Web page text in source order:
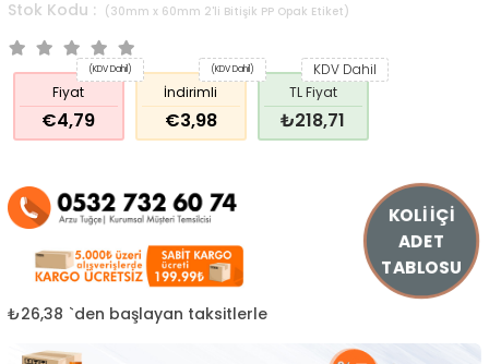
(30mm x 60mm 2'li Bitişik PP Opak Etiket)
Fiyat
€4,79
(KDV Dahil)
İndirimli
€3,98
(KDV Dahil)
TL Fiyat
₺218,71
KDV Dahil
₺26,38 `den başlayan taksitlerle
KOLİ İÇİ
ADET
TABLOSU